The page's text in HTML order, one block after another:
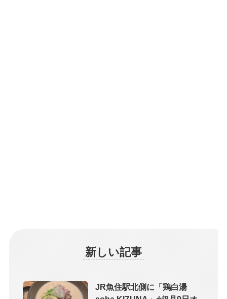
新しい記事
JR魚住駅北側に「鶏白湯